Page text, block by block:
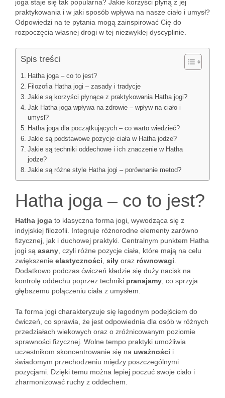
joga staje się tak popularna? Jakie korzyści płyną z jej
praktykowania i w jaki sposób wpływa na nasze ciało i umysł?
Odpowiedzi na te pytania mogą zainspirować Cię do
rozpoczęcia własnej drogi w tej niezwykłej dyscyplinie.
Spis treści
Hatha joga – co to jest?
Filozofia Hatha jogi – zasady i tradycje
Jakie są korzyści płynące z praktykowania Hatha jogi?
Jak Hatha joga wpływa na zdrowie – wpływ na ciało i
umysł?
Hatha joga dla początkujących – co warto wiedzieć?
Jakie są podstawowe pozycje ciała w Hatha jodze?
Jakie są techniki oddechowe i ich znaczenie w Hatha
jodze?
Jakie są różne style Hatha jogi – porównanie metod?
Hatha joga – co to jest?
Hatha joga to klasyczna forma jogi, wywodząca się z
indyjskiej filozofii. Integruje różnorodne elementy zarówno
fizycznej, jak i duchowej praktyki. Centralnym punktem Hatha
jogi są asany , czyli różne pozycje ciała, które mają na celu
zwiększenie elastyczności siły oraz równowagi
Dodatkowo podczas ćwiczeń kładzie się duży nacisk na
kontrolę oddechu poprzez techniki pranajamy , co sprzyja
głębszemu połączeniu ciała z umysłem.
Ta forma jogi charakteryzuje się łagodnym podejściem do
ćwiczeń, co sprawia, że jest odpowiednia dla osób w różnych
przedziałach wiekowych oraz o zróżnicowanym poziomie
sprawności fizycznej. Wolne tempo praktyki umożliwia
uczestnikom skoncentrowanie się na uważności i
świadomym przechodzeniu między poszczególnymi
pozycjami. Dzięki temu można lepiej poczuć swoje ciało i
zharmonizować ruchy z oddechem.